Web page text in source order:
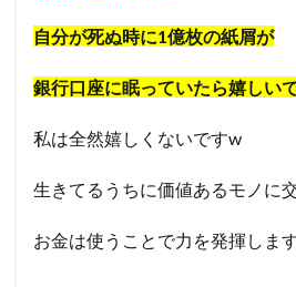
自分が死ぬ時に1億枚の紙屑が
銀行口座に眠っていたら嬉しい
私は全然嬉しくないですw
生きてるうちに価値あるモノに
お金は使うことで力を発揮しま